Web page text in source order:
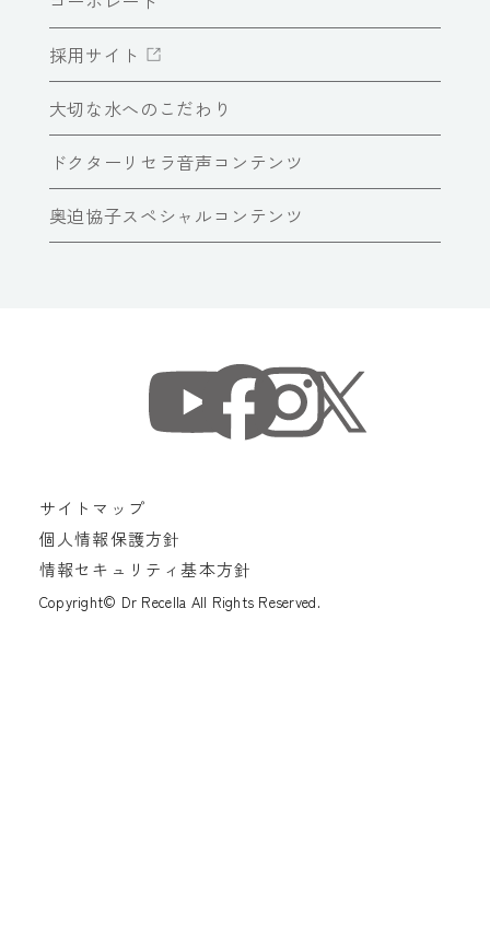
採用サイト
大切な水へのこだわり
ドクターリセラ音声コンテンツ
奥迫協子スペシャルコンテンツ
サイトマップ
個人情報保護方針
情報セキュリティ基本方針
Copyright© Dr Recella All Rights Reserved.